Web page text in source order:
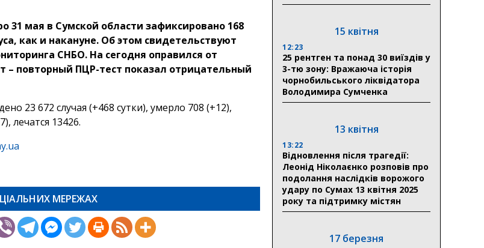
31 мая в Сумской области зафиксировано 168
как и накануне. Об этом свидетельствуют
СНБО. На сегодня оправился от
– повторный ПЦР-тест показал отрицательный
23 672 случая (+468 сутки), умерло 708 (+12),
лечатся 13426.
МЕРЕЖАХ
15 квітня
12:23
25 рентген та понад 30 виїздів у
3-тю зону: Вражаюча історія
чорнобильського ліквідатора
Володимира Сумченка
13 квітня
13:22
Відновлення після трагедії:
Леонід Ніколаєнко розповів про
подолання наслідків ворожого
удару по Сумах 13 квітня 2025
року та підтримку містян
17 березня